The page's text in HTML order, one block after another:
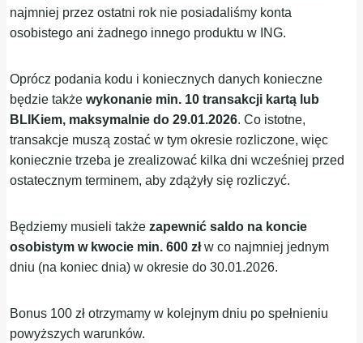
najmniej przez ostatni rok nie posiadaliśmy konta
osobistego ani żadnego innego produktu w ING.
Oprócz podania kodu i koniecznych danych konieczne
będzie takżewykonanie min. 10 transakcji kartą lub
BLIKiem, maksymalnie do 29.01.2026. Co istotne,
transakcje muszą zostać w tym okresie rozliczone, więc
koniecznie trzeba je zrealizować kilka dni wcześniej przed
ostatecznym terminem, aby zdążyły się rozliczyć.
Będziemy musieli takżezapewnić saldo na koncie
osobistym w kwocie min. 600 złw co najmniej jednym
dniu (na koniec dnia) w okresie do 30.01.2026.
Bonus 100 zł otrzymamy w kolejnym dniu po spełnieniu
powyższych warunków.